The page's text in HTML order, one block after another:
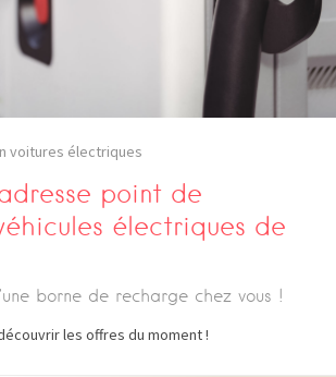
voitures électriques
point de
électriques de
borne de recharge chez vous !
les offres du moment !